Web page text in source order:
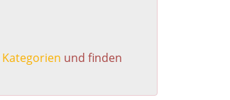
Kategorien und finden